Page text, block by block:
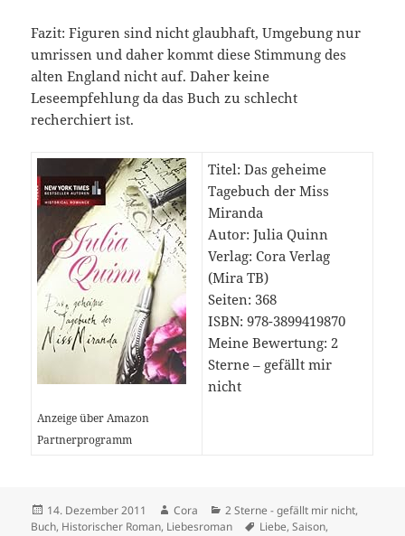
Fazit: Figuren sind nicht glaubhaft, Umgebung nur
umrissen und daher kommt diese Stimmung des
alten England nicht auf. Daher keine
Leseempfehlung da das Buch zu schlecht
recherchiert ist.
Anzeige über Amazon
Partnerprogramm
Titel: Das geheime
Tagebuch der Miss
Miranda
Autor: Julia Quinn
Verlag: Cora Verlag
(Mira TB)
Seiten: 368
ISBN: 978-3899419870
Meine Bewertung: 2
Sterne – gefällt mir
nicht
Veröffentlicht
am
14. Dezember 2011 Autor
Cora Kategorien
2 Sterne - gefällt mir nicht,
Buch, Historischer Roman, Liebesroman Schlagwörter
Liebe,Saison,